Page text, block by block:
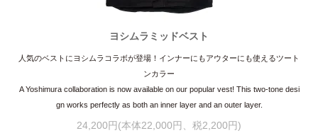
ヨシムラミッドベスト
人気のベストにヨシムラコラボが登場！インナーにもアウターにも使えるツート
ンカラー
A Yoshimura collaboration is now available on our popular vest! This two-tone desi
gn works perfectly as both an inner layer and an outer layer.
24,200円(本体22,000円、税2,200円)